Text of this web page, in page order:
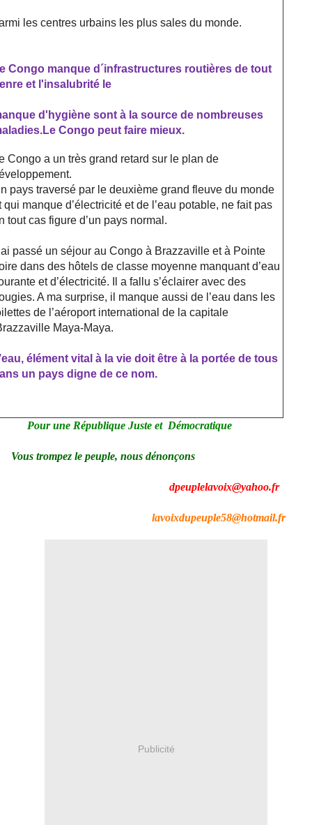
les centres urbains les plus sales du monde.
Congo manque d´infrastructures routières de tout
et l'insalubrité le
d'hygiène sont à la source de nombreuses
Le Congo peut faire mieux.
Congo a un très grand retard sur le plan de
pays traversé par le deuxième grand fleuve du monde
qui manque d’électricité et de l’eau potable, ne fait pas
tout cas figure d’un pays normal.
passé un séjour au Congo à Brazzaville et à Pointe
dans des hôtels de classe moyenne manquant d’eau
et d’électricité. Il a fallu s’éclairer avec des
A ma surprise, il manque aussi de l’eau dans les
de l’aéroport international de la capitale
Maya-Maya.
élément vital à la vie doit être à la portée de tous
un pays digne de ce nom.
Pour une République Juste et Démocratique
Vous trompez le peuple, nous dénonçons
dpeuplelavoix@yahoo.fr
lavoixdupeuple58@hotmail.fr
Publicité